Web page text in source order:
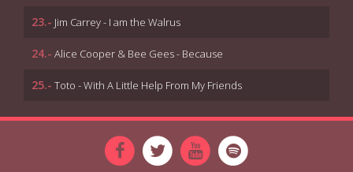
23.- Jim Carrey - I am the Walrus
24.- Alice Cooper & Bee Gees - Because
25.- Toto - With A Little Help From My Friends